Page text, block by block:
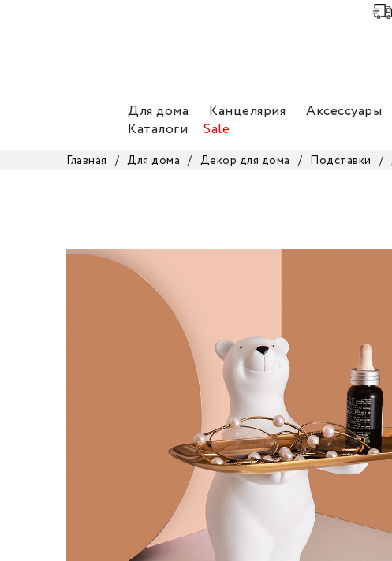
Для дома Канцелярия Аксессуары
Каталоги
Sale
Главная / Для дома / Декор для дома / Подставки /